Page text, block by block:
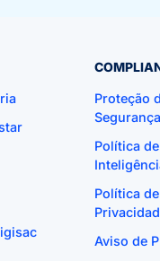
Proteção
Segurança
Política
Política de
Aviso de